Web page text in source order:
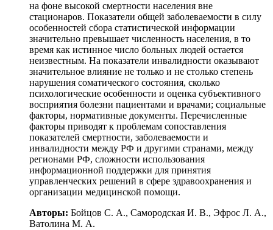
на фоне высокой смертности населения вне
стационаров. Показатели общей заболеваемости в силу
особенностей сбора статистической информации
значительно превышает численность населения, в то
время как истинное число больных людей остается
неизвестным. На показатели инвалидности оказывают
значительное влияние не только и не столько степень
нарушения соматического состояния, сколько
психологические особенности и оценка субъективного
восприятия болезни пациентами и врачами; социальные
факторы, нормативные документы. Перечисленные
факторы приводят к проблемам сопоставления
показателей смертности, заболеваемости и
инвалидности между РФ и другими странами, между
регионами РФ, сложности использования
информационной поддержки для принятия
управленческих решений в сфере здравоохранения и
организации медицинской помощи.
Авторы: Бойцов С. А., Самородская И. В., Эфрос Л. А.,
Ватолина М. А.